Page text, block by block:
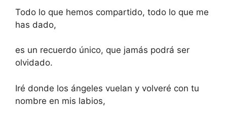
Todo lo que hemos compartido, todo lo que me
has dado,
es un recuerdo único, que jamás podrá ser
olvidado.
Iré donde los ángeles vuelan y volveré con tu
nombre en mis labios,